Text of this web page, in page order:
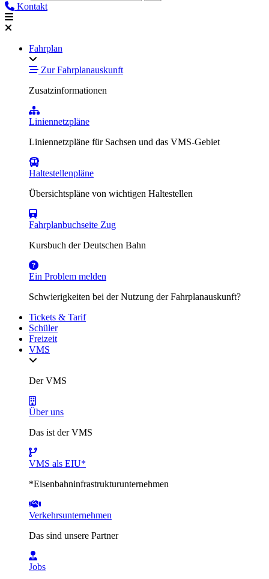
Kontakt
Fahrplan
Zur Fahrplanauskunft
Zusatzinformationen
Liniennetzpläne
Liniennetzpläne für Sachsen und das VMS-Gebiet
Haltestellenpläne
Übersichtspläne von wichtigen Haltestellen
Fahrplanbuchseite Zug
Kursbuch der Deutschen Bahn
Ein Problem melden
Schwierigkeiten bei der Nutzung der Fahrplanauskunft?
Tickets & Tarif
Schüler
Freizeit
VMS
Der VMS
Über uns
Das ist der VMS
VMS als EIU*
*Eisenbahninfrastrukturunternehmen
Verkehrsunternehmen
Das sind unsere Partner
Jobs